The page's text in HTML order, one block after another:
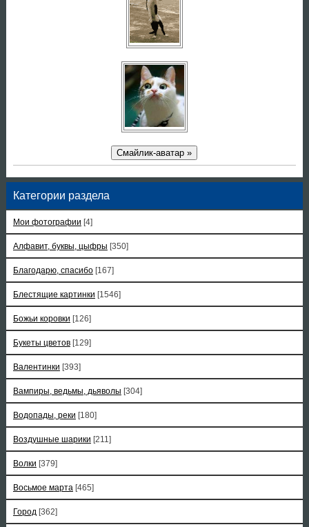
Смайлик-аватар »
Категории раздела
Мои фотографии [4]
Алфавит, буквы, цыфры [350]
Благодарю, спасибо [167]
Блестящие картинки [1546]
Божьи коровки [126]
Букеты цветов [129]
Валентинки [393]
Вампиры, ведьмы, дьяволы [304]
Водопады, реки [180]
Воздушные шарики [211]
Волки [379]
Восьмое марта [465]
Город [362]